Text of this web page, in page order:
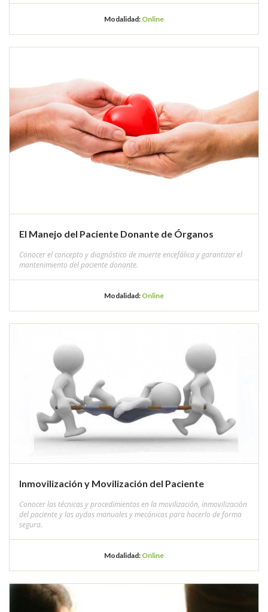
Modalidad: Online
El Manejo del Paciente Donante de Órganos
Conocer el concepto y diagnóstico de muerte encefálica y garantizar el
mantenimiento del paciente donante.
Modalidad: Online
Inmovilización y Movilización del Paciente
Conocer las técnicas y procedimientos en la movilización, inmovilización
del paciente y las aydas manuales y mecánicas para hacerlo de forma
segura.
Modalidad: Online